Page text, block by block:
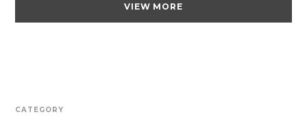
VIEW MORE
CATEGORY